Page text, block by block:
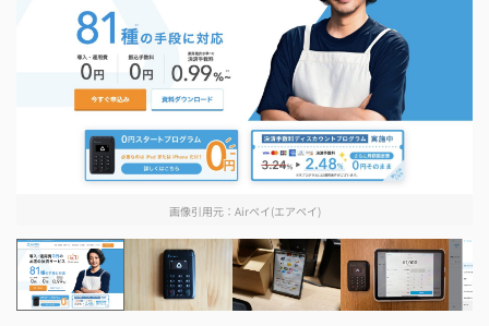
画像引用元： Airペイ(エアペイ)